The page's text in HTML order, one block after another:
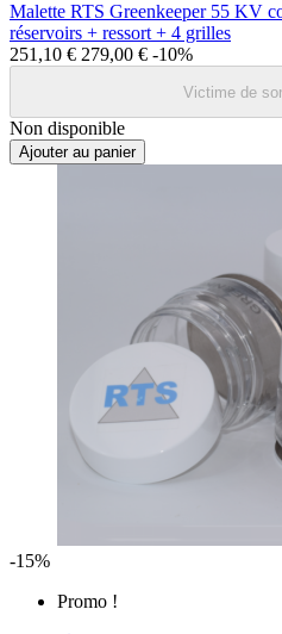
Malette RTS Greenkeeper 55 KV
réservoirs + ressort + 4 grilles
251,10 € 279,00 € -10%
Victime de
Non disponible
Ajouter au panier
-15%
Promo !